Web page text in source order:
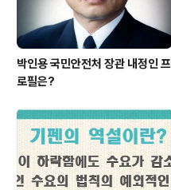
박인용 국민안전처 장관 내정인 프
로필은?